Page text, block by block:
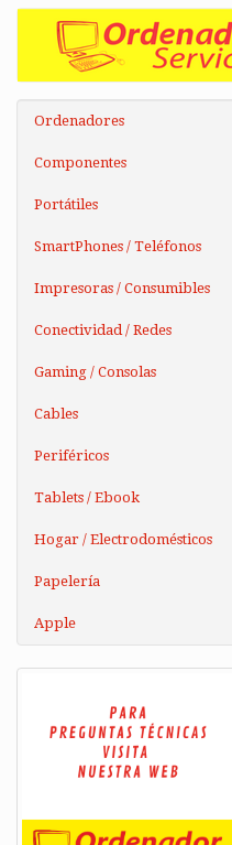
Ordenadores
Componentes
Portátiles
SmartPhones / Teléfonos
Impresoras / Consumibles
Conectividad / Redes
Gaming / Consolas
Cables
Periféricos
Tablets / Ebook
Hogar / Electrodomésticos
Papelería
Apple